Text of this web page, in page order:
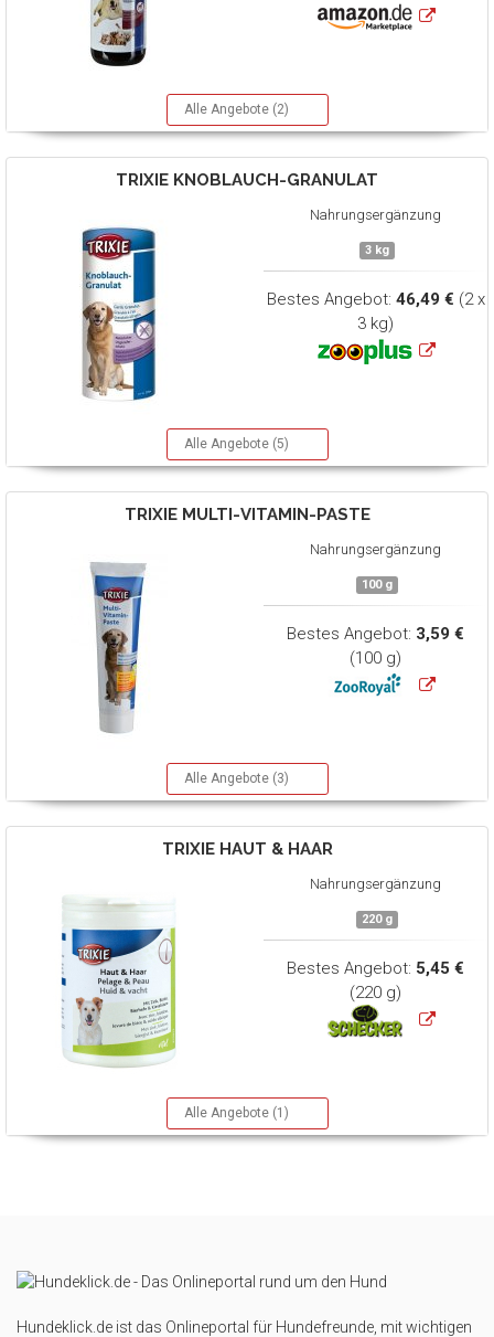
Alle Angebote (2)
TRIXIE KNOBLAUCH-GRANULAT
Nahrungsergänzung
3 kg
Bestes Angebot: 46,49 € (2 x
3 kg)
Alle Angebote (5)
TRIXIEMULTI-VITAMIN-PASTE
Nahrungsergänzung
100 g
Bestes Angebot: 3,59 €
(100 g)
Alle Angebote (3)
TRIXIEHAUT & HAAR
Nahrungsergänzung
220 g
Bestes Angebot: 5,45 €
(220 g)
Alle Angebote (1)
Hundeklick.de ist das Onlineportal für Hundefreunde, mit wichtigen